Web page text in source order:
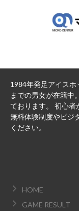
1984年発足アイス
までの男女が在籍中
ております。 初心者
無料体験制度やビジ
ください。
HOME
GAME RESULT